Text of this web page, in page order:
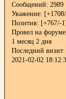
Сообщений: 2989
Уважение:
Позитив: [+767/-1]
Провел на
1 месяц 2 дня
Последний визит:
2021-02-02